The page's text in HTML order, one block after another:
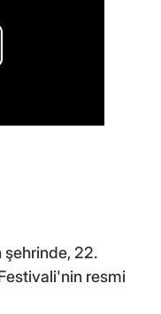
şehrinde, 22.
resmi